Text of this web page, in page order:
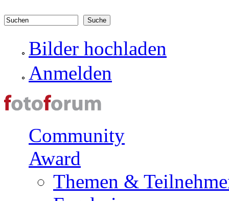
Suchformular
Bilder hochladen
Anmelden
Community
Award
Themen &